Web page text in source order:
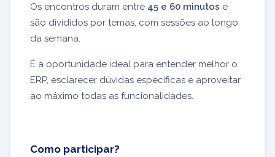
Os encontros duram entre 45 e 60 minutos e
são divididos por temas, com sessões ao longo
da semana.
É a oportunidade ideal para entender melhor o
ERP, esclarecer dúvidas específicas e aproveitar
ao máximo todas as funcionalidades.
Como participar?